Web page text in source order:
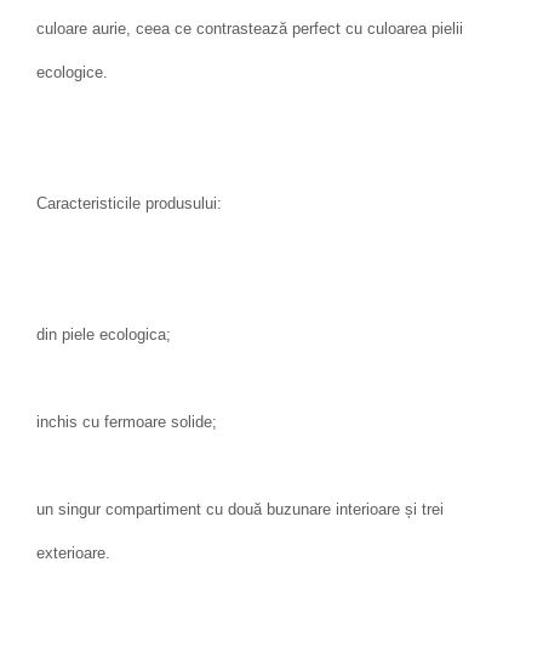
culoare aurie, ceea ce contrastează perfect cu culoarea pielii
ecologice.
Caracteristicile produsului:
din piele ecologica;
inchis cu fermoare solide;
un singur compartiment cu două buzunare interioare și trei
exterioare.